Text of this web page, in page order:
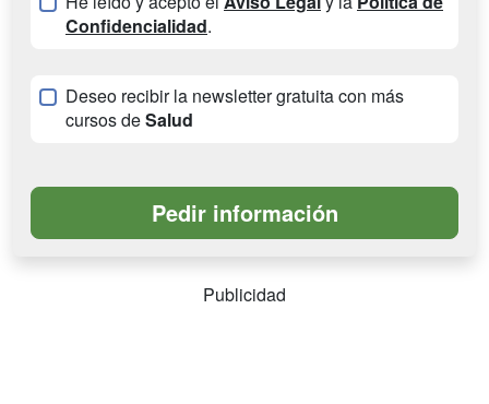
Confidencialidad.
Deseo recibir la newsletter gratuita con más
cursos deSalud
Publicidad